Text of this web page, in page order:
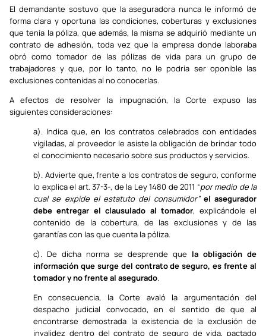
El demandante sostuvo que la aseguradora nunca le informó de
forma clara y oportuna las condiciones, coberturas y exclusiones
que tenía la póliza, que además, la misma se adquirió mediante un
contrato de adhesión, toda vez que la empresa donde laboraba
obró como tomador de las pólizas de vida para un grupo de
trabajadores y que, por lo tanto, no le podría ser oponible las
exclusiones contenidas al no conocerlas.
A efectos de resolver la impugnación, la Corte expuso las
siguientes consideraciones:
a). Indica que, en los contratos celebrados con entidades
vigiladas, al proveedor le asiste laobligación de brindar todo
el conocimiento necesario sobre sus productos y servicios.
b). Advierte que, frente a los contratos de seguro, conforme
lo explica el art. 37-3-, de la Ley 1480 de 2011 “por medio de la
cual se expide el estatuto del consumidor” el asegurador
debe entregar el clausulado al tomador, explicándole el
contenido de la cobertura, de las exclusiones y de las
garantías con las que cuenta la póliza.
c). De dicha norma se desprende que la obligación de
información que surge del contrato de seguro, es frente al
tomador y no frente al asegurado.
En consecuencia, la Corte avaló la argumentación del
despacho judicial convocado, en el sentido de que al
encontrarse demostrada la existencia de la exclusión de
invalidez dentro del contrato de seguro de vida, pactado